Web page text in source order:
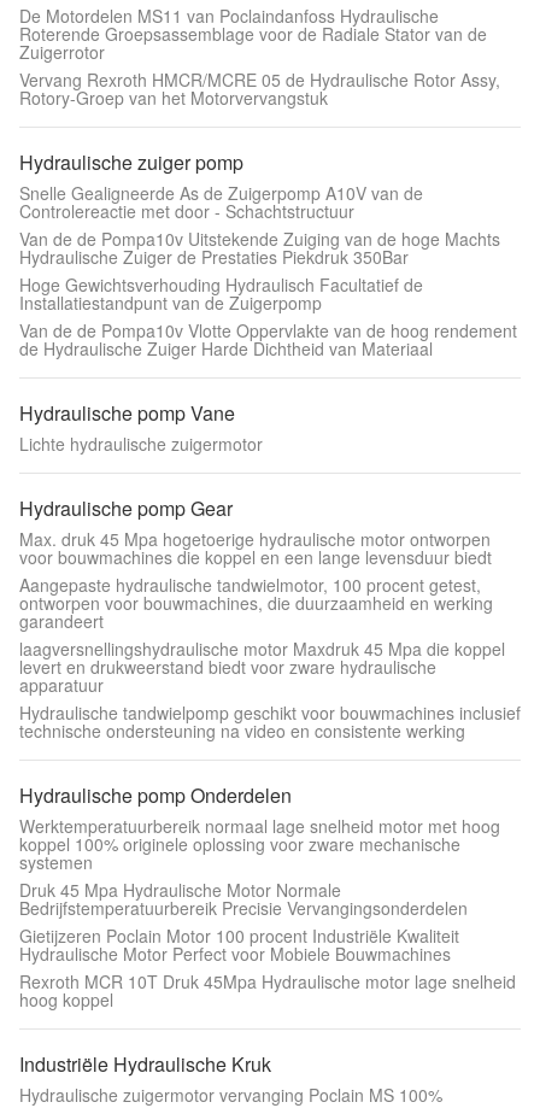
De Motordelen MS11 van Poclaindanfoss Hydraulische
Roterende Groepsassemblage voor de Radiale Stator van de
Zuigerrotor
Vervang Rexroth HMCR/MCRE 05 de Hydraulische Rotor Assy,
Rotory-Groep van het Motorvervangstuk
Hydraulische zuiger pomp
Snelle Gealigneerde As de Zuigerpomp A10V van de
Controlereactie met door - Schachtstructuur
Van de de Pompa10v Uitstekende Zuiging van de hoge Machts
Hydraulische Zuiger de Prestaties Piekdruk 350Bar
Hoge Gewichtsverhouding Hydraulisch Facultatief de
Installatiestandpunt van de Zuigerpomp
Van de de Pompa10v Vlotte Oppervlakte van de hoog rendement
de Hydraulische Zuiger Harde Dichtheid van Materiaal
Hydraulische pomp Vane
Lichte hydraulische zuigermotor
Hydraulische pomp Gear
Max. druk 45 Mpa hogetoerige hydraulische motor ontworpen
voor bouwmachines die koppel en een lange levensduur biedt
Aangepaste hydraulische tandwielmotor, 100 procent getest,
ontworpen voor bouwmachines, die duurzaamheid en werking
garandeert
laagversnellingshydraulische motor Maxdruk 45 Mpa die koppel
levert en drukweerstand biedt voor zware hydraulische
apparatuur
Hydraulische tandwielpomp geschikt voor bouwmachines inclusief
technische ondersteuning na video en consistente werking
Hydraulische pomp Onderdelen
Werktemperatuurbereik normaal lage snelheid motor met hoog
koppel 100% originele oplossing voor zware mechanische
systemen
Druk 45 Mpa Hydraulische Motor Normale
Bedrijfstemperatuurbereik Precisie Vervangingsonderdelen
Gietijzeren Poclain Motor 100 procent Industriële Kwaliteit
Hydraulische Motor Perfect voor Mobiele Bouwmachines
Rexroth MCR 10T Druk 45Mpa Hydraulische motor lage snelheid
hoog koppel
Industriële Hydraulische Kruk
Hydraulische zuigermotor vervanging Poclain MS 100%